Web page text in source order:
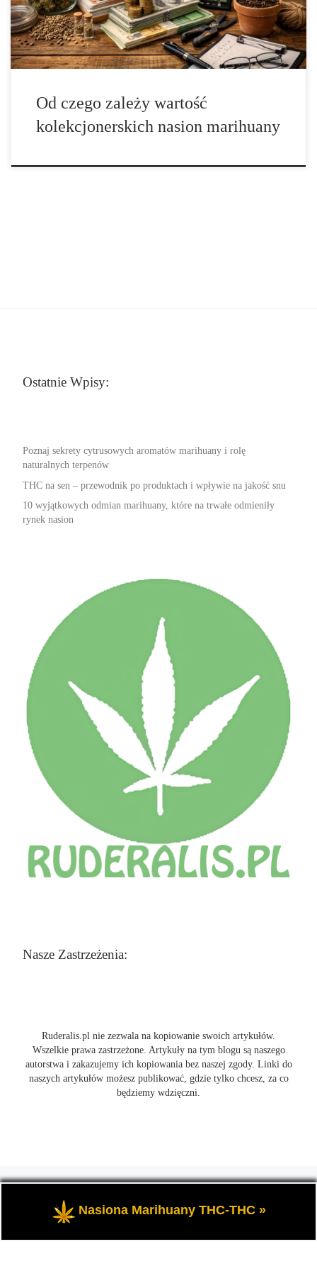
innych – świadome budowanie zbioru […]
Od czego zależy wartość
kolekcjonerskich nasion marihuany
Ostatnie Wpisy:
Poznaj sekrety cytrusowych aromatów marihuany i rolę
naturalnych terpenów
THC na sen – przewodnik po produktach i wpływie na jakość snu
10 wyjątkowych odmian marihuany, które na trwałe odmieniły
rynek nasion
Nasze Zastrzeżenia:
Ruderalis.pl nie zezwala na kopiowanie swoich artykułów.
Wszelkie prawa zastrzeżone. Artykuły na tym blogu są naszego
autorstwa i zakazujemy ich kopiowania bez naszej zgody. Linki do
naszych artykułów możesz publikować, gdzie tylko chcesz, za co
będziemy wdzięczni.
marihuanie THC i konopi CBD, wszystko na temat uprawy
cannabis i nie tylko.
Nasiona Marihuany THC-THC »